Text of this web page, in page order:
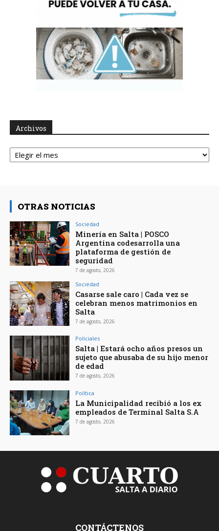
Archivos
Archivos
OTRAS NOTICIAS
Sociedad
Minería en Salta | POSCO
Argentina codesarrolla una
plataforma de gestión de
seguridad
7 de agosto, 2026
Sociedad
Casarse sale caro | Cada vez se
celebran menos matrimonios en
Salta
7 de agosto, 2026
Policiales
Salta | Estará ocho años presos un
sujeto que abusaba de su hijo menor
de edad
7 de agosto, 2026
Política
La Municipalidad recibió a los ex
empleados de Terminal Salta S.A
7 de agosto, 2026
CONTÁCTENOS